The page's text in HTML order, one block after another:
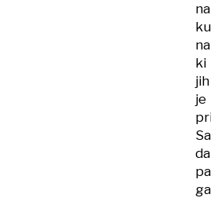
na
ki
jih
je
pa
ga